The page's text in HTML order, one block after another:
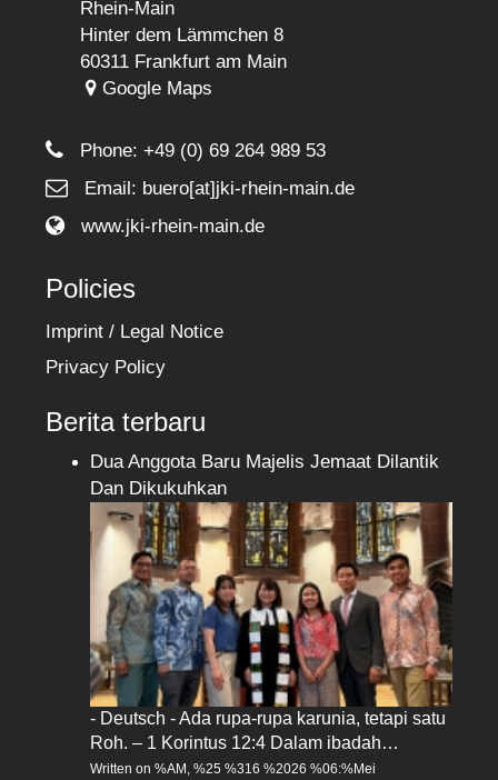
Rhein-Main
Hinter dem Lämmchen 8
60311 Frankfurt am Main
Google Maps
Phone:+49 (0) 69 264 989 53
Email: buero[at]jki-rhein-main.de
www.jki-rhein-main.de
Policies
Imprint / Legal Notice
Privacy Policy
Berita terbaru
Dua Anggota Baru Majelis Jemaat Dilantik
Dan Dikukuhkan
- Deutsch - Ada rupa-rupa karunia, tetapi satu
Roh. – 1 Korintus 12:4 Dalam ibadah…
Written on %AM, %25 %316 %2026 %06:%Mei